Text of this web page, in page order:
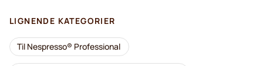
LIGNENDE KATEGORIER
Til Nespresso® Professional